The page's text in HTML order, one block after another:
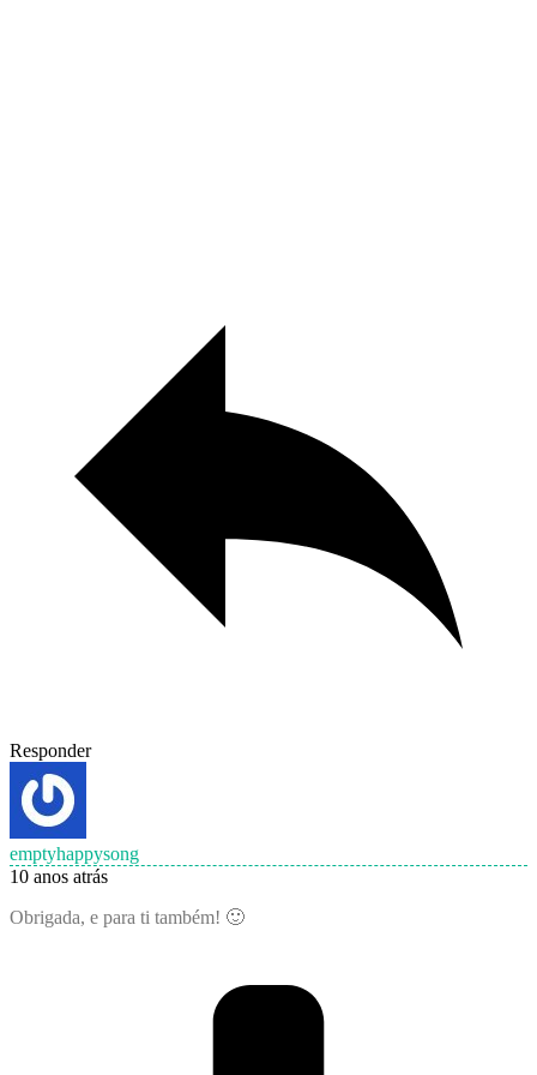
Responder
emptyhappysong
10 anos atrás
Obrigada, e para ti também! 🙂